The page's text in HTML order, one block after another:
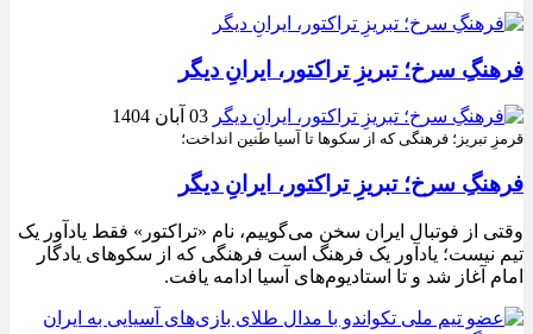
فرهنگِ سرخ؛ تبریزِ تراکتور، ایرانِ دیگر
03 آبان 1404
قرمزِ تبریز؛ فرهنگی که از سکوها تا آسیا طنین انداخت؛
فرهنگِ سرخ؛ تبریزِ تراکتور، ایرانِ دیگر
وقتی از فوتبال ایران سخن می‌گوییم، نام «تراکتور» فقط یادآور یک
تیم نیست؛ یادآور یک فرهنگ است فرهنگی که از سکوهای یادگار
امام آغاز شد و تا استادیوم‌های آسیا ادامه یافت.